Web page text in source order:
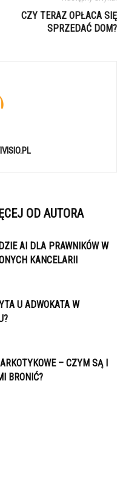
CZY TERAZ OPŁACA SIĘ
SPRZEDAĆ DOM?
OD AUTORA
AI DLA PRAWNIKÓW W
KANCELARII
U ADWOKATA W
– CZYM SĄ I
BRONIĆ?